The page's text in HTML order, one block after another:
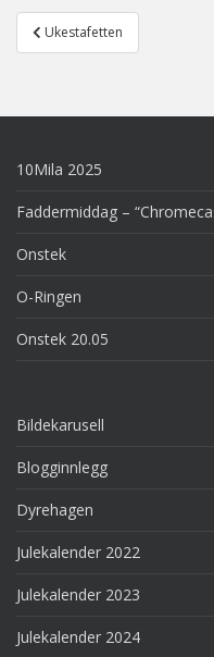
Post
navigation
Ukestafetten
10Mila 2025
Faddermiddag –
Onstek
O-Ringen
Onstek 20.05
Bildekarusell
Blogginnlegg
Dyrehagen
Julekalender 2022
Julekalender 2023
Julekalender 2024